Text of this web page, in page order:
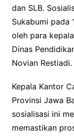
dan SLB.
Sukabumi pada
oleh para
Dinas
Novian Restiadi.
Kepala Kantor
Provinsi Jawa
sosialisasi ini
memastikan